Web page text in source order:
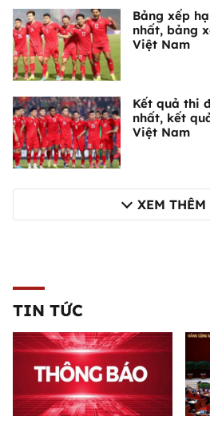
Bảng xếp
nhất, bảng
Việt Nam
Kết quả thi
nhất, kết
Việt Nam
XEM
TIN TỨC